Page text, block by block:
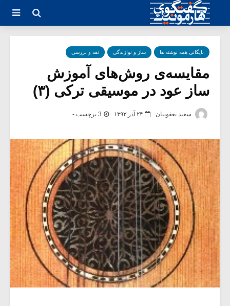
بایگانی همه نوشته ها ساز و نوازندگی نقد و بررسی
مقایسه‌ی روش‌های آموزش
ساز عود در موسیقی ترکی (۳)
سعید یعقوبیان ۲۴ آذر ۱۳۹۳ 3 برچسب -